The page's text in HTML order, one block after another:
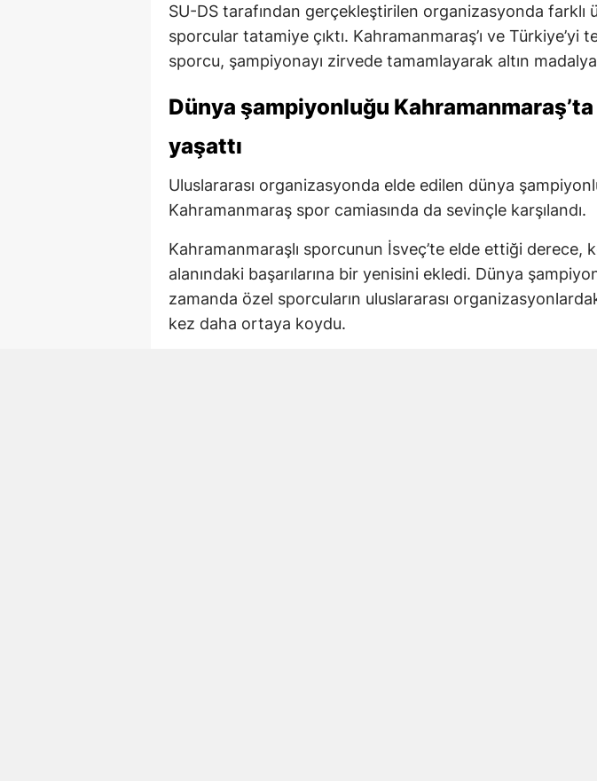
SU-DS tarafından gerçekleştirilen organizasyonda farklı
sporcular tatamiye çıktı. Kahramanmaraş’ı ve Türkiye’yi
sporcu, şampiyonayı zirvede tamamlayarak altın
Dünya şampiyonluğu
yaşattı
Uluslararası organizasyonda elde edilen dünya
Kahramanmaraş spor camiasında da sevinçle karşılandı.
Kahramanmaraşlı sporcunun İsveç’te elde ettiği derece,
alanındaki başarılarına bir yenisini ekledi. Dünya
zamanda özel sporcuların uluslararası
kez daha ortaya koydu.